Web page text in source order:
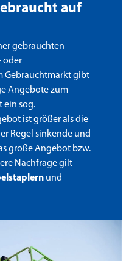
auf
gebrauchten
oder
Gebrauchtmarkt gibt
Angebote zum
ein sog.
ist größer als die
Regel sinkende und
große Angebot bzw.
Nachfrage gilt
und